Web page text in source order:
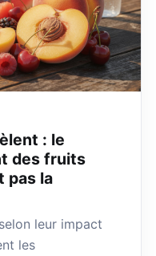
: le
des fruits
pas la
leur impact
les